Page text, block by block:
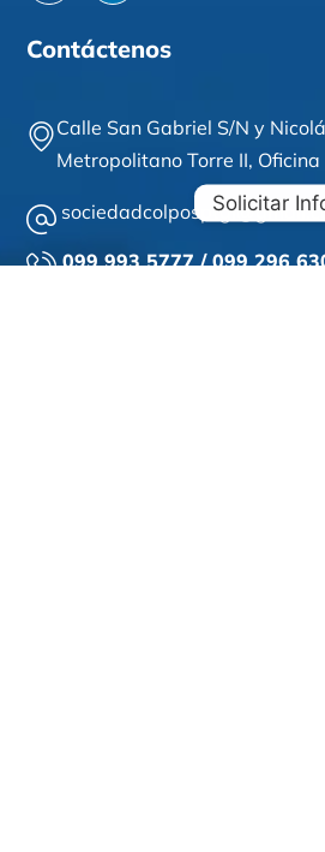
Contáctenos
Calle San Gabriel S/N y
Metropolitano Torre II,
099 993 5777 / 099 296
Solicitar